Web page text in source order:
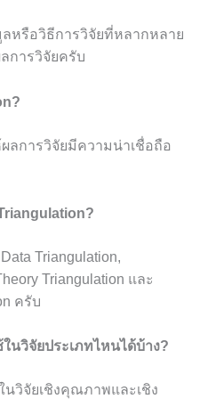
หรือวิธีการวิจัยที่หลากหลาย
การวิจัยครับ
ลการวิจัยมีความน่าเชื่อถือ
Triangulation,
Triangulation และ
ครับ
นวิจัยประเภทไหนได้บ้าง?
นวิจัยเชิงคุณภาพและเชิง